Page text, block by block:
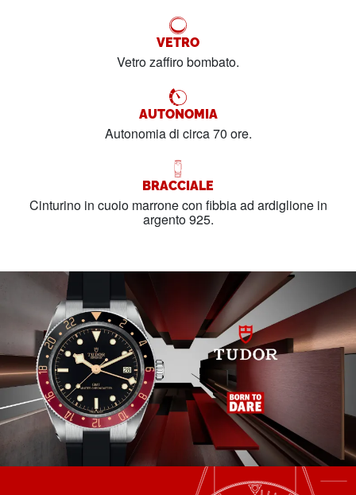
VETRO
Vetro zaffiro bombato.
AUTONOMIA
Autonomia di circa 70 ore.
BRACCIALE
Cinturino in cuoio marrone con fibbia ad ardiglione in
argento 925.